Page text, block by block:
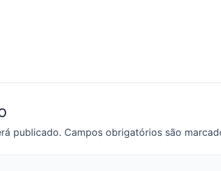
publicado. Campos obrigatórios são